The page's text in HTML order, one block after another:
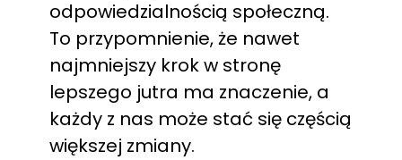
odpowiedzialnością społeczną.
To przypomnienie, że nawet
najmniejszy krok w stronę
lepszego jutra ma znaczenie, a
każdy z nas może stać się częścią
większej zmiany.